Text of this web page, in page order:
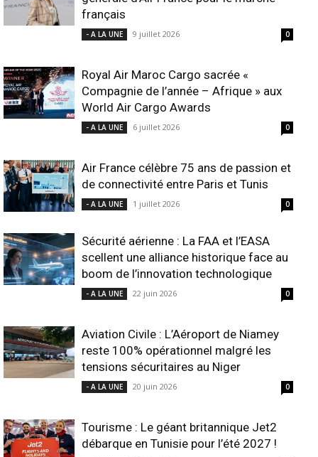
français
- A LA UNE 9 juillet 2026 0
Royal Air Maroc Cargo sacrée «
Compagnie de l’année – Afrique » aux
World Air Cargo Awards
- A LA UNE 6 juillet 2026 0
Air France célèbre 75 ans de passion et
de connectivité entre Paris et Tunis
- A LA UNE 1 juillet 2026 0
Sécurité aérienne : La FAA et l’EASA
scellent une alliance historique face au
boom de l’innovation technologique
- A LA UNE 22 juin 2026 0
Aviation Civile : L’Aéroport de Niamey
reste 100% opérationnel malgré les
tensions sécuritaires au Niger
- A LA UNE 20 juin 2026 0
Tourisme : Le géant britannique Jet2
débarque en Tunisie pour l’été 2027 !